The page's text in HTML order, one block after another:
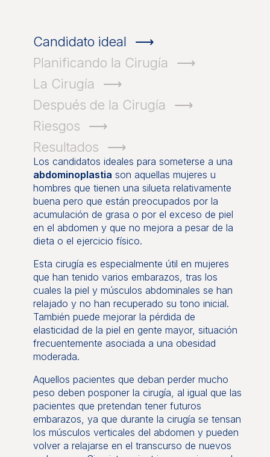
Candidato ideal
Planificando la Cirugía
La Cirugía
Después de la Cirugía
Riesgos
Resultados
Los candidatos ideales para someterse a una
abdominoplastia son aquellas mujeres u
hombres que tienen una silueta relativamente
buena pero que están preocupados por la
acumulación de grasa o por el exceso de piel
en el abdomen y que no mejora a pesar de la
dieta o el ejercicio físico.
Esta cirugía es especialmente útil en mujeres
que han tenido varios embarazos, tras los
cuales la piel y músculos abdominales se han
relajado y no han recuperado su tono inicial.
También puede mejorar la pérdida de
elasticidad de la piel en gente mayor, situación
frecuentemente asociada a una obesidad
moderada.
Aquellos pacientes que deban perder mucho
peso deben posponer la cirugía, al igual que las
pacientes que pretendan tener futuros
embarazos, ya que durante la cirugía se tensan
los músculos verticales del abdomen y pueden
volver a relajarse en el transcurso de nuevos